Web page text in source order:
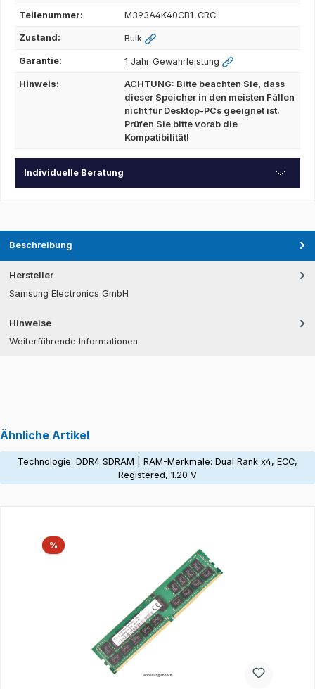
Teilenummer: M393A4K40CB1-CRC
Zustand: Bulk
Garantie: 1 Jahr Gewährleistung
Hinweis:
ACHTUNG: Bitte beachten Sie, dass
dieser Speicher in den meisten Fällen
nicht für Desktop-PCs geeignet ist.
Prüfen Sie bitte vorab die
Kompatibilität!
Individuelle Beratung
Beschreibung
Hersteller
Samsung Electronics GmbH
Hinweise
Weiterführende Informationen
Ähnliche Artikel
Technologie: DDR4 SDRAM | RAM-Merkmale: Dual Rank x4, ECC,
Registered, 1.20 V
%Rabatt